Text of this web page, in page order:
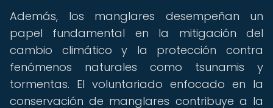
Además, los manglares desempeñan un
papel fundamental en la mitigación del
cambio climático y la protección contra
fenómenos naturales como tsunamis y
tormentas. El voluntariado enfocado en la
conservación de manglares contribuye a la